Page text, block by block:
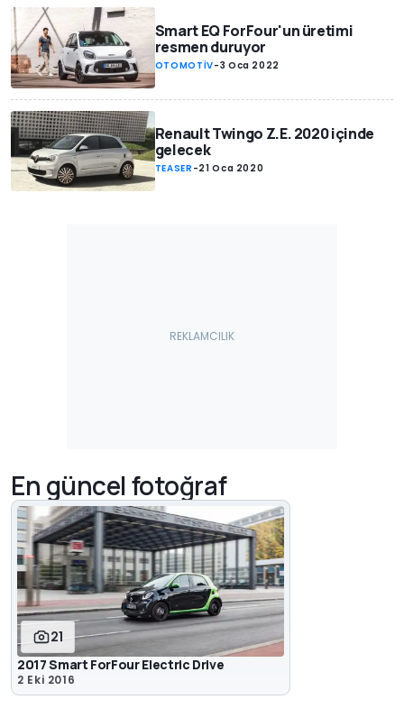
Smart EQ ForFour'un üretimi
resmen duruyor
OTOMOTİV-3 Oca 2022
Renault Twingo Z.E. 2020 içinde
gelecek
TEASER -21 Oca 2020
En güncel fotoğraf
21
2017 Smart ForFour Electric Drive
2 Eki 2016